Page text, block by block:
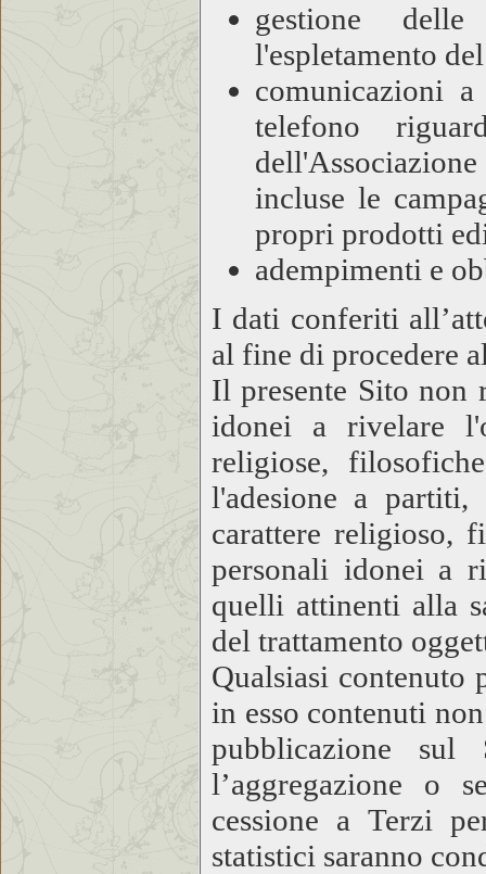
gestione
l'espletamento
comunicazioni
telefono
incluse le
propri prodotti
adempimenti e
I dati conferiti
al fine di procedere
Il presente Sito non
idonei a rivelare
religiose,
l'adesione a partiti,
carattere religioso,
personali idonei a
quelli attinenti alla
del trattamento
Qualsiasi
in esso contenuti
pubblicazione
l’aggregazione o
cessione a Terzi
statistici saranno